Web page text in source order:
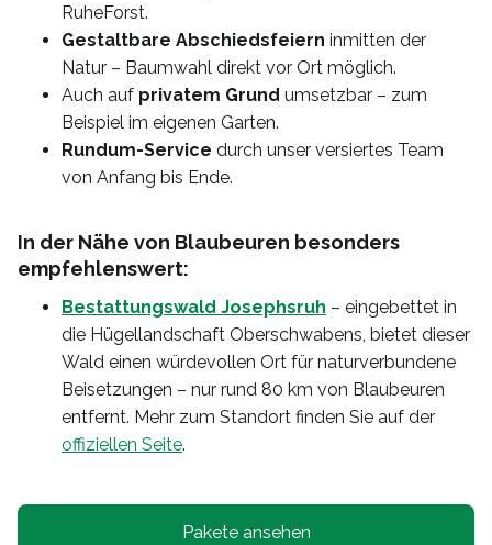
RuheForst.
Gestaltbare Abschiedsfeiern inmitten der
Natur – Baumwahl direkt vor Ort möglich.
Auch auf privatem Grund umsetzbar – zum
Beispiel im eigenen Garten.
Rundum-Service durch unser versiertes Team
von Anfang bis Ende.
In der Nähe von Blaubeuren besonders
empfehlenswert:
Bestattungswald Josephsruh – eingebettet in
die Hügellandschaft Oberschwabens, bietet dieser
Wald einen würdevollen Ort für naturverbundene
Beisetzungen – nur rund 80 km von Blaubeuren
entfernt. Mehr zum Standort finden Sie auf der
offiziellen Seite.
Pakete ansehen